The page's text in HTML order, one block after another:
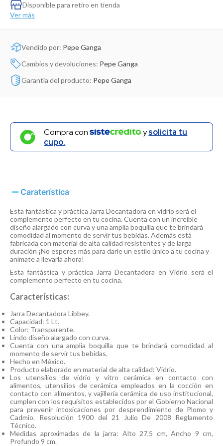
Disponible para retiro en tienda
Ver más
Vendido por: Pepe Ganga
Cambios y devoluciones: Pepe Ganga
Garantía del producto: Pepe Ganga
Compra con ysolicita tu
cupo.
Caraterística
Esta fantástica y práctica Jarra Decantadora en vidrio será el
complemento perfecto en tu cocina. Cuenta con un increíble
diseño alargado con curva y una amplia boquilla que te brindará
comodidad al momento de servir tus bebidas. Además está
fabricada con material de alta calidad resistentes y de larga
duración ¡No esperes más para darle un estilo único a tu cocina y
anímate a llevarla ahora!
Esta fantástica y práctica Jarra Decantadora en Vidrio será el
complemento perfecto en tu cocina.
Características:
Jarra Decantadora Libbey.
Capacidad: 1 Lt.
Color: Transparente.
Lindo diseño alargado con curva.
Cuenta con una amplia boquilla que te brindará comodidad al
momento de servir tus bebidas.
Hecho en México.
Producto elaborado en material de alta calidad: Vidrio.
Los utensilios de vidrio y vitro cerámica en contacto con
alimentos, utensilios de cerámica empleados en la cocción en
contacto con alimentos, y vajillería cerámica de uso institucional,
cumplen con los requisitos establecidos por el Gobierno Nacional
para prevenir intoxicaciones por desprendimiento de Plomo y
Cadmio. Resolución 1900 del 21 Julio De 2008 Reglamento
Técnico.
Medidas aproximadas de la jarra: Alto 27,5 cm, Ancho 9 cm,
Profundo 9 cm.
Dinosaurio Juguete